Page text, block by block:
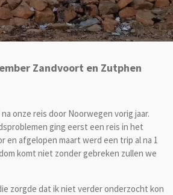
Zandvoort en Zutphen
onze reis door Noorwegen vorig jaar.
ging eerst een reis in het
en afgelopen maart werd een trip al na 1
komt niet zonder gebreken zullen we
zorgde dat ik niet verder onderzocht kon